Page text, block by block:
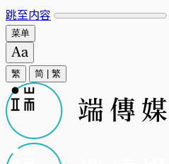
跳至内容
菜单
繁 简 繁